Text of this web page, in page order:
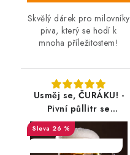
Skvělý dárek pro milovníky
piva, který se hodí k
mnoha příležitostem!
Usměj se, ČURÁKU! -
Pivní půllitr se
jménem
26 %